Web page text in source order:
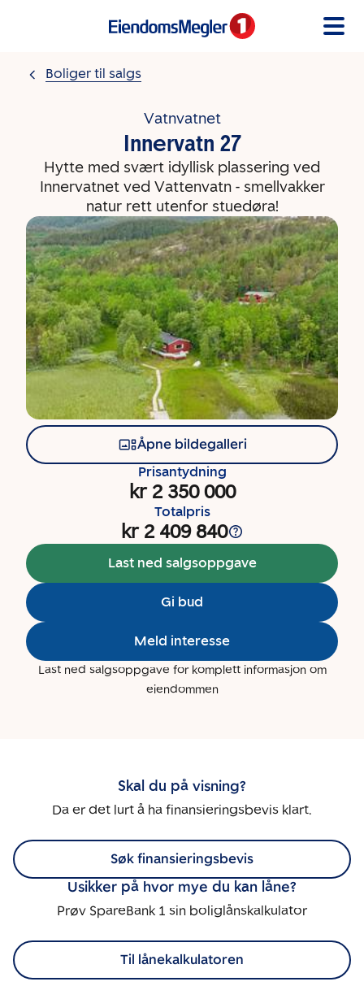
Boliger til salgs
Vatnvatnet
Innervatn 27
Hytte med svært idyllisk plassering ved
Innervatnet ved Vattenvatn - smellvakker
natur rett utenfor stuedøra!
Åpne bildegalleri
Prisantydning
kr 2 350 000
Totalpris
kr 2 409 840
Last ned salgsoppgave
Gi bud
Meld interesse
Last ned salgsoppgave for komplett informasjon om
eiendommen
Skal du på visning?
Da er det lurt å ha finansieringsbevis klart.
Søk finansieringsbevis
Usikker på hvor mye du kan låne?
Prøv SpareBank 1 sin boliglånskalkulator
Til lånekalkulatoren